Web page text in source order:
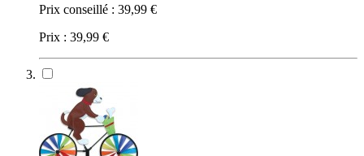
Prix conseillé : 39,99 €
Prix : 39,99 €